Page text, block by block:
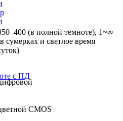
с ПД
(в полной темноте), 1~∞
сумерках и светлое время
CMOS